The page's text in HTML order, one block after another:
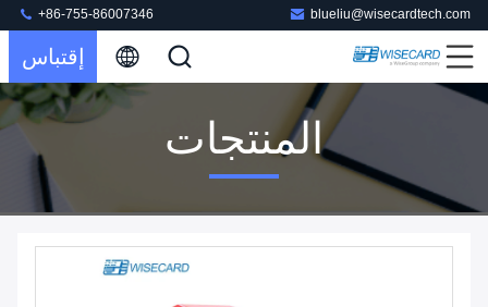
blueliu@wisecardtech.com
+86-755-86007346
إقتباس
المنتجات